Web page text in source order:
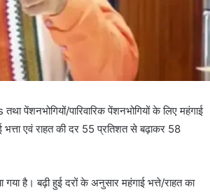
पेंशनभोगियों/पारिवारिक पेंशनभोगियों के लिए महंगाई
भत्ता एवं राहत की दर 55 प्रतिशत से बढ़ाकर 58
है। बढ़ी हुई दरों के अनुसार महंगाई भत्ते/राहत का